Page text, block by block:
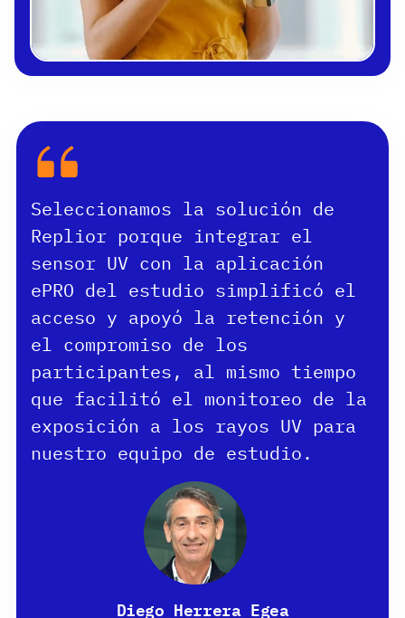
Seleccionamos la solución de
Replior porque integrar el
sensor UV con la aplicación
ePRO del estudio simplificó el
acceso y apoyó la retención y
el compromiso de los
participantes, al mismo tiempo
que facilitó el monitoreo de la
exposición a los rayos UV para
nuestro equipo de estudio.
Diego Herrera Egea